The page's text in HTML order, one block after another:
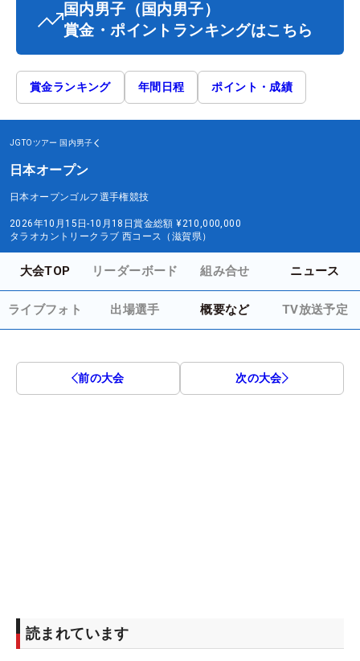
国内男子 （国内男子）
賞金・ポイントランキングはこちら
賞金ランキング 年間日程 ポイント・成績
JGTOツアー 国内男子
日本オープン
日本オープンゴルフ選手権競技
2026年10月15日-10月18日賞金総額 ¥210,000,000
タラオカントリークラブ 西コース（滋賀県）
大会TOP リーダーボード 組み合せ ニュース
ライブフォト 出場選手 概要など TV放送予定
前の大会 次の大会
読まれています